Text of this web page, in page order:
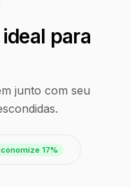
para
junto com seu
17%